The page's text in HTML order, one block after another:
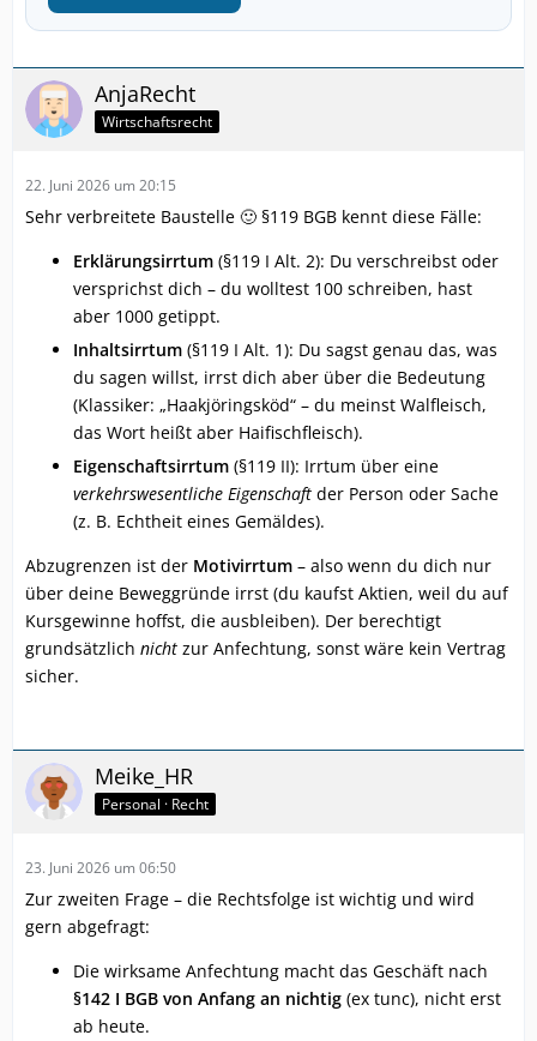
AnjaRecht
Wirtschaftsrecht
22. Juni 2026 um 20:15
Sehr verbreitete Baustelle 🙂 §119 BGB kennt diese Fälle:
Erklärungsirrtum (§119 I Alt. 2): Du verschreibst oder
versprichst dich – du wolltest 100 schreiben, hast
aber 1000 getippt.
Inhaltsirrtum (§119 I Alt. 1): Du sagst genau das, was
du sagen willst, irrst dich aber über die Bedeutung
(Klassiker: „Haakjöringsköd“ – du meinst Walfleisch,
das Wort heißt aber Haifischfleisch).
Eigenschaftsirrtum (§119 II): Irrtum über eine
verkehrswesentliche Eigenschaft der Person oder Sache
(z. B. Echtheit eines Gemäldes).
Abzugrenzen ist der Motivirrtum – also wenn du dich nur
über deine Beweggründe irrst (du kaufst Aktien, weil du auf
Kursgewinne hoffst, die ausbleiben). Der berechtigt
grundsätzlich nicht zur Anfechtung, sonst wäre kein Vertrag
sicher.
Meike_HR
Personal · Recht
23. Juni 2026 um 06:50
Zur zweiten Frage – die Rechtsfolge ist wichtig und wird
gern abgefragt:
Die wirksame Anfechtung macht das Geschäft nach
§142 I BGB von Anfang an nichtig (ex tunc), nicht erst
ab heute.